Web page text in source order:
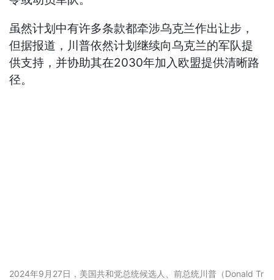
虽然计划中有许多条款都牵涉乌克兰作出让步，
但据报道，川普依然计划继续向乌克兰的军队提
供支持，并协助其在2030年加入欧盟提供清晰路
径。
2024年9月27日，美国共和党总统候选人、前总统川普（Donald Tr